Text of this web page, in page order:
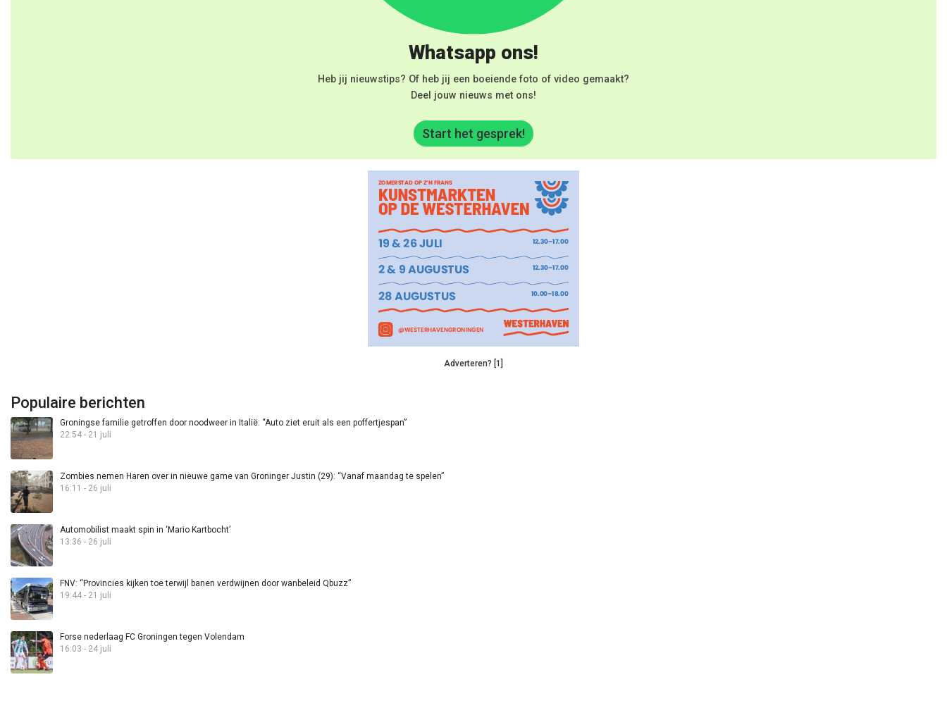
Whatsapp ons!
Heb jij nieuwstips? Of heb jij een boeiende foto of video gemaakt?
Deel jouw nieuws met ons!
Start het gesprek!
Adverteren? [1]
Populaire berichten
Groningse familie getroffen door noodweer in Italië: “Auto ziet eruit als een poffertjespan”
22:54 - 21 juli
Zombies nemen Haren over in nieuwe game van Groninger Justin (29): “Vanaf maandag te spelen”
16:11 - 26 juli
Automobilist maakt spin in ‘Mario Kartbocht’
13:36 - 26 juli
FNV: “Provincies kijken toe terwijl banen verdwijnen door wanbeleid Qbuzz”
19:44 - 21 juli
Forse nederlaag FC Groningen tegen Volendam
16:03 - 24 juli